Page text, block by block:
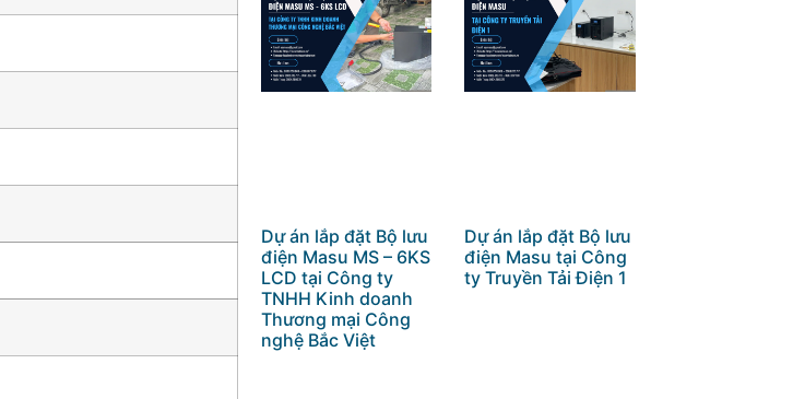
Dự án lắp đặt Bộ lưu
điện Masu MS – 6KS
LCD tại Công ty
TNHH Kinh doanh
Thương mại Công
nghệ Bắc Việt
Dự án lắp đặt Bộ lưu
điện Masu tại Công
ty Truyền Tải Điện 1